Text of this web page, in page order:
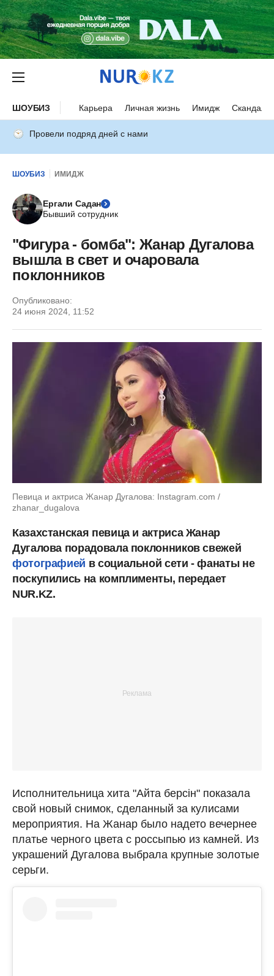
ШОУБИЗ Карьера Личная жизнь Имидж Скандалы
Провели подряд дней с нами
ШОУБИЗ ИМИДЖ
Ергали Садан
Бывший сотрудник
"Фигура - бомба": Жанар Дугалова
вышла в свет и очаровала
поклонников
Опубликовано:
24 июня 2024, 11:52
Певица и актриса Жанар Дугалова: Instagram.com /
zhanar_dugalova
Казахстанская певица и актриса Жанар
Дугалова порадовала поклонников свежей
фотографией в социальной сети - фанаты не
поскупились на комплименты, передает
NUR.KZ.
Исполнительница хита "Айта берсін" показала
свой новый снимок, сделанный за кулисами
мероприятия. На Жанар было надето вечернее
платье черного цвета с россыпью из камней. Из
украшений Дугалова выбрала крупные золотые
серьги.